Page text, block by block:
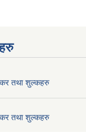
तथा शुल्कहरु
तथा शुल्कहरु